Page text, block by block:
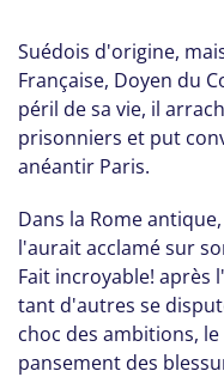
Suédois d'origine,
Française, Doyen du
péril de sa vie, il
prisonniers et put
anéantir Paris.
Dans la Rome
l'aurait acclamé sur
Fait incroyable! après
tant d'autres se
choc des ambitions,
pansement des